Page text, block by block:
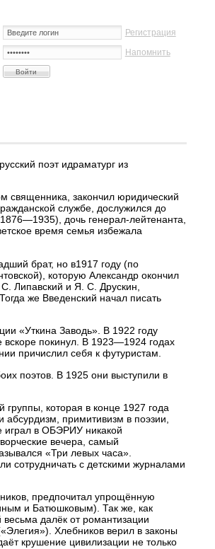
Регистрация
Напомнить
поэт идраматург из
священника, закончил юридический
службе, дослужился до
дочь генерал-лейтенанта,
время семья избежала
брат, но в1917 году (по
которую Александр окончил
Липавский и Я. С. Друскин,
же Введенский начал писать
«Уткина Заводь». В 1922 году
вскоре покинул. В 1923—1924 годах
причислил себя к футуристам.
поэтов. В 1925 они выступили в
которая в конце 1927 года
примитивизм в поэзии,
играл в ОБЭРИУ никакой
вечера, самый
«Три левых часа».
сотрудничать с детскими журналами
предпочитал упрощённую
и Батюшковым). Так же, как
далёк от романтизации
Хлебников верил в законы
крушение цивилизации не только